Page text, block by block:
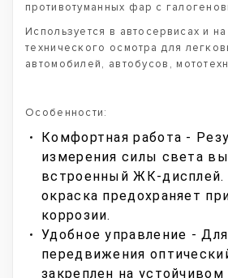
противотуманных фар с
Используется в автосервисах и на
технического осмотра для
автомобилей, автобусов,
Особенности:
Комфортная работа -
измерения силы света
встроенный ЖК-
окраска предохраняет
коррозии.
Удобное управление -
передвижения
закреплен на устойчивом